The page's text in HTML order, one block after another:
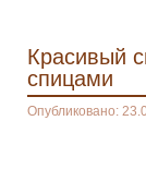
Красивый
спицами
Опубликовано: